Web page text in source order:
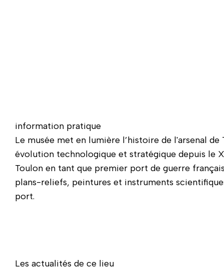
information pratique
Le musée met en lumière l’histoire de l'arsenal de
évolution technologique et stratégique depuis le
Toulon en tant que premier port de guerre
plans-reliefs, peintures et instruments
port.
Les actualités de ce lieu